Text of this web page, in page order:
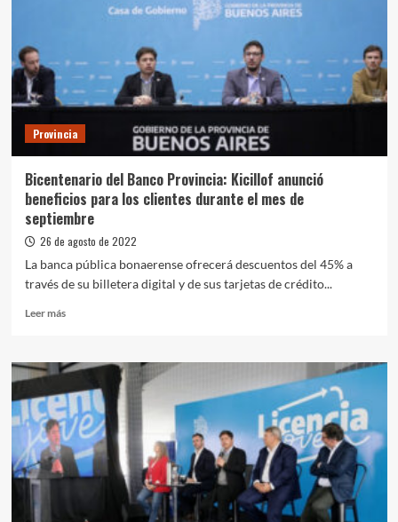
a
casa:
único
hubo
violencia
fue
en
Ciudad
de
Aires”
Provincia
Bicentenario del Banco Provincia: Kicillof anunció
beneficios para los clientes durante el mes de
septiembre
26 de agosto de 2022
La banca pública bonaerense ofrecerá descuentos del 45% a
través de su billetera digital y de sus tarjetas de crédito...
Leer másLeer
Bicentenario
del
Banco
Provincia:
Kicillof
anunció
beneficios
para
clientes